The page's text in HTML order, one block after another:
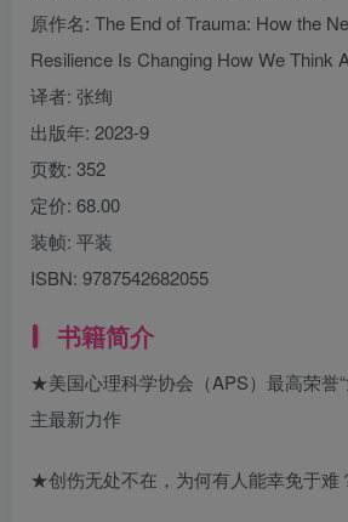
原作名: The End of Trauma: How the
Resilience Is Changing How We Think
译者: 张绚
出版年: 2023-9
页数: 352
定价: 68.00
装帧: 平装
ISBN: 9787542682055
书籍简介
★美国心理科学协会（APS）最高荣誉“
主最新力作
★创伤无处不在，为何有人能幸免于难